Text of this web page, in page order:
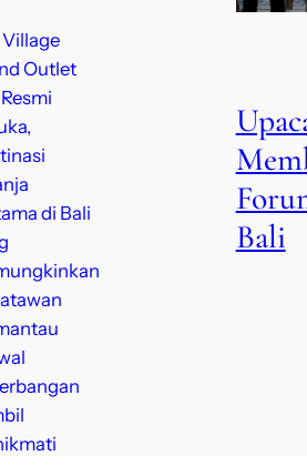
Village
Outlet
di Bali
Bali